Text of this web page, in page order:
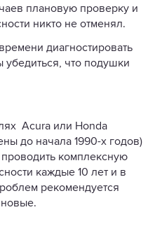
плановую проверку и
никто не отменял.
диагностировать
убедиться, что подушки
Acura или Honda
до начала 1990-х годов)
комплексную
каждые 10 лет и в
рекомендуется